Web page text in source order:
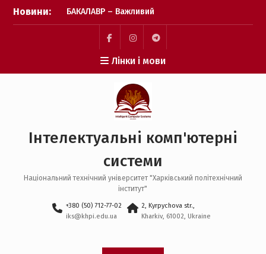
Перейти
Новини:
БАКАЛАВР – Важливий
крок зроблено! Бажаємо
успіху кожному вступнику
Фінішна пряма подачі
заявок: перевіряємо, чи
Пауза на каву: що
відбувається після
заявок?
Пункт
меню
Пункт
меню
Пункт
меню
Лінки і мови
Інтелектуальні комп'ютерні
системи
Національний технічний університет "Харківський політехнічний
інститут"
+380 (50) 712-77-02
iks@khpi.edu.ua
2, Kyrpychova str.,
Kharkiv, 61002, Ukraine